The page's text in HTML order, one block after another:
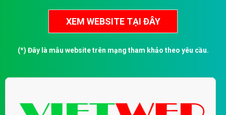
(*) Đây là mẫu website trên mạng tham khảo theo yêu cầu.